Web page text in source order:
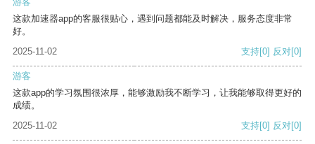
这款加速器app的客服很贴心，遇到问题都能及时解决，服务态度非常
好。
2025-11-02
支持[0] 反对[0]
游客
这款app的学习氛围很浓厚，能够激励我不断学习，让我能够取得更好的
成绩。
2025-11-02
支持[0] 反对[0]